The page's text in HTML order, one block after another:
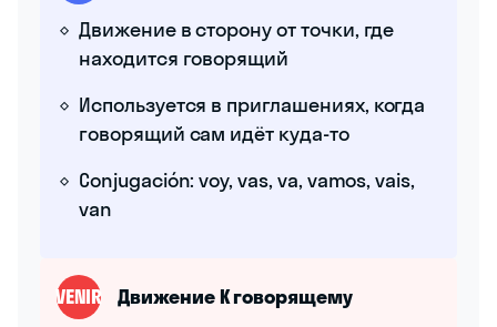
Движение в сторону от точки, где
находится говорящий
Используется в приглашениях, когда
говорящий сам идёт куда-то
Conjugación: voy, vas, va, vamos, vais,
van
VENIR
Движение К говорящему